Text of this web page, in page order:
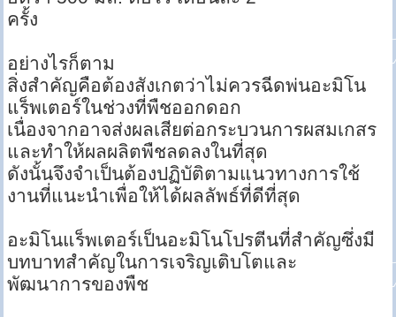
ครั้ง
อย่างไรก็ตาม
สิ่งสำคัญคือต้องสังเกตว่าไม่ควรฉีดพ่นอะมิโน
แร็พเตอร์ในช่วงที่พืชออกดอก
เนื่องจากอาจส่งผลเสียต่อกระบวนการผสมเกสร
และทำให้ผลผลิตพืชลดลงในที่สุด
ดังนั้นจึงจำเป็นต้องปฏิบัติตามแนวทางการใช้
งานที่แนะนำเพื่อให้ได้ผลลัพธ์ที่ดีที่สุด
อะมิโนแร็พเตอร์เป็นอะมิโนโปรตีนที่สำคัญซึ่งมี
บทบาทสำคัญในการเจริญเติบโตและ
พัฒนาการของพืช